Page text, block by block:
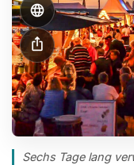
language
ios_share
Sechs Tage lang